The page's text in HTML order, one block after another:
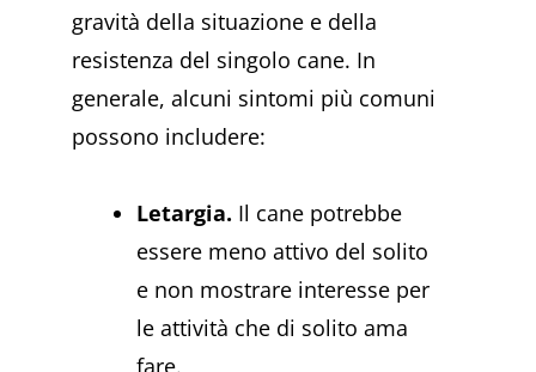
gravità della situazione e della
resistenza del singolo cane. In
generale, alcuni sintomi più comuni
possono includere:
Letargia. Il cane potrebbe
essere meno attivo del solito
e non mostrare interesse per
le attività che di solito ama
fare.